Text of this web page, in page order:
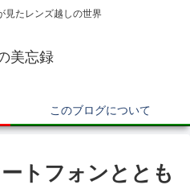
見たレンズ越しの世界
美忘録
このブログについて
トフォンととも